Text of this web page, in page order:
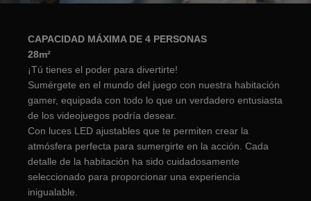
CAPACIDAD MÁXIMA DE 4 PERSONAS
28m²
¡Tú tienes el poder para divertirte!
Sumérgete en el mundo del juego con nuestra habitación
gamer, equipada con todo lo que un verdadero entusiasta
de los videojuegos podría desear.
Con luces LED ajustables que te permiten crear la
atmósfera perfecta para sumergirte en la acción. Cada
detalle de la habitación ha sido cuidadosamente
seleccionado para proporcionar una experiencia
inigualable.